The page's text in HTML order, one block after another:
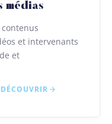
médias
et intervenants
et
DÉCOUVRIR